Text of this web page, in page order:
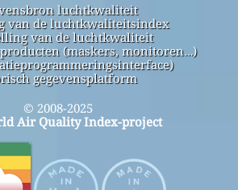
luchtkwaliteit
van de luchtkwaliteitsindex
van de luchtkwaliteit
(maskers, monitoren…)
gegevensplatform
© 2008-2025
Air Quality Index-project